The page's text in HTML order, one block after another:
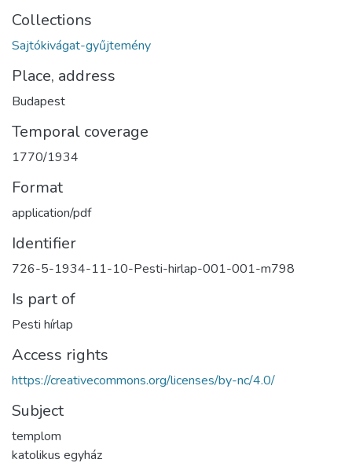
Collections
Sajtókivágat-gyűjtemény
Place, address
Budapest
Temporal coverage
1770/1934
Format
application/pdf
Identifier
726-5-1934-11-10-Pesti-hirlap-001-001-m798
Is part of
Pesti hírlap
Access rights
https://creativecommons.org/licenses/by-nc/4.0/
Subject
templom
katolikus egyház